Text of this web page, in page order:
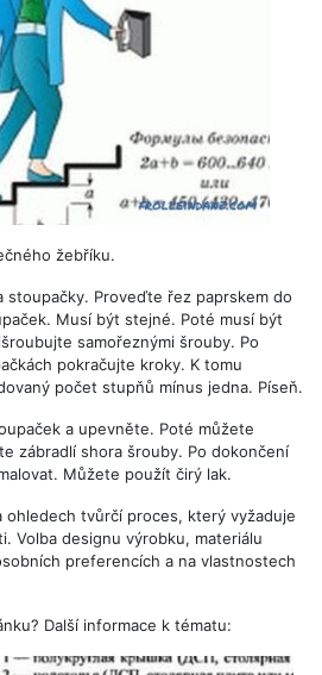
žebříku.
stoupačky. Proveďte řez paprskem do
Musí být stejné. Poté musí být
samořeznými šrouby. Po
pokračujte kroky. K tomu
počet stupňů mínus jedna. Píseň.
a upevněte. Poté můžete
zábradlí shora šrouby. Po dokončení
Můžete použít čirý lak.
ohledech tvůrčí proces, který vyžaduje
Volba designu výrobku, materiálu
preferencích a na vlastnostech
Další informace k tématu: